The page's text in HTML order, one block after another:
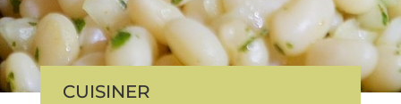
CUISINER